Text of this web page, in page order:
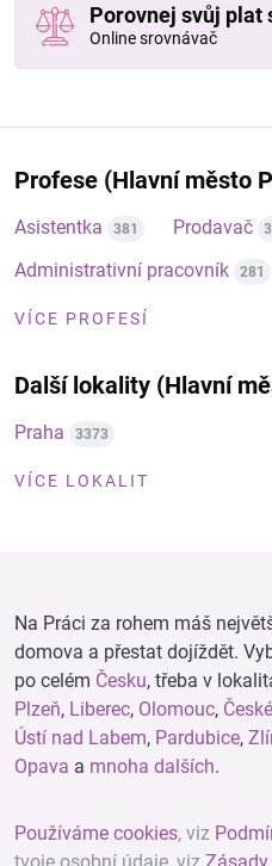
Porovnej svůj plat
Online srovnávač
Profese (Hlavní město
Asistentka 381 Prodavač
Administrativní pracovník 281
VÍCE PROFESÍ
Další lokality (Hlavní
Praha 3373
VÍCE LOKALIT
Na Práci za rohem máš
domova a přestat dojíždět.
po celém Česku, třeba v
Plzeň, Liberec, Olomouc,
Ústí nad Labem, Pardubice,
Opava a mnoha dalších.
Používáme cookies, viz